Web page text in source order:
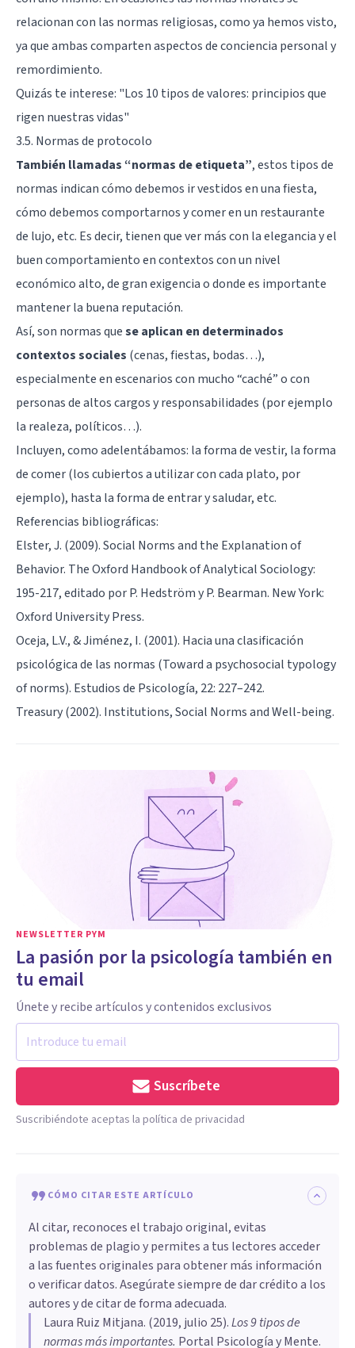
relacionan con las normas religiosas, como ya hemos visto,
ya que ambas comparten aspectos de conciencia personal y
remordimiento.
Quizás te interese: "Los 10 tipos de valores: principios que
rigen nuestras vidas"
3.5. Normas de protocolo
También llamadas “normas de etiqueta”, estos tipos de
normas indican cómo debemos ir vestidos en una fiesta,
cómo debemos comportarnos y comer en un restaurante
de lujo, etc. Es decir, tienen que ver más con la elegancia y el
buen comportamiento en contextos con un nivel
económico alto, de gran exigencia o donde es importante
mantener la buena reputación.
Así, son normas quese aplican en determinados
contextos sociales (cenas, fiestas, bodas…),
especialmente en escenarios con mucho “caché” o con
personas de altos cargos y responsabilidades (por ejemplo
la realeza, políticos…).
Incluyen, como adelentábamos: la forma de vestir, la forma
de comer (los cubiertos a utilizar con cada plato, por
ejemplo), hasta la forma de entrar y saludar, etc.
Referencias bibliográficas:
Elster, J. (2009). Social Norms and the Explanation of
Behavior. The Oxford Handbook of Analytical Sociology:
195-217, editado por P. Hedström y P. Bearman. New York:
Oxford University Press.
Oceja, L.V., & Jiménez, I. (2001). Hacia una clasificación
psicológica de las normas (Toward a psychosocial typology
of norms). Estudios de Psicología, 22: 227–242.
Treasury (2002). Institutions, Social Norms and Well-being.
NEWSLETTER PYM
La pasión por la psicología también en
tu email
Únete y recibe artículos y contenidos exclusivos
Suscríbete
Suscribiéndote aceptas la política de privacidad
CÓMO CITAR ESTE ARTÍCULO
Al citar, reconoces el trabajo original, evitas
problemas de plagio y permites a tus lectores acceder
a las fuentes originales para obtener más información
o verificar datos. Asegúrate siempre de dar crédito a los
autores y de citar de forma adecuada.
Laura Ruiz Mitjana. (2019, julio 25).Los 9 tipos de
normas más importantes. Portal Psicología y Mente.